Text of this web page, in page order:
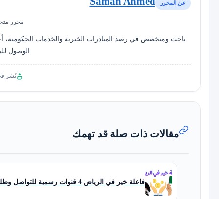
عن المحرر
محرر
باحث ومتخصص في رصد المبادرات الخيرية والخدمات الحكومية،
الوصول
نُشر
مقالات ذات صلة قد تهمك
فاعلة خير في الرياض 4 قنوات رسمية للتواصل وطلب مساعدة مالية عاجلة